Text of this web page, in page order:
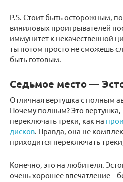
P.S. Cтоит быть осторожным,
виниловых проигрывателей
иммунитет к некачественной
ты потом просто не сможешь
быть готовым.
Седьмое место —
Отличная вертушка с полным
Почему полным? Это
переключать треки, как на
дисков. Правда, она не
приходится переключать
Конечно, это на любителя.
очень хорошее впечатление –